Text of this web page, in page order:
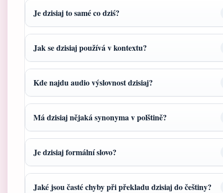
Je dzisiaj to samé co dziś?
Jak se dzisiaj používá v kontextu?
Kde najdu audio výslovnost dzisiaj?
Má dzisiaj nějaká synonyma v polštině?
Je dzisiaj formální slovo?
Jaké jsou časté chyby při překladu dzisiaj do češtiny?